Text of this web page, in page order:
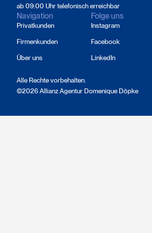
ab 09:00 Uhr telefonisch erreichbar
Navigation
Privatkunden
Firmenkunden
Über uns
Folge uns
Instagram
Facebook
LinkedIn
©2026 Allianz Agentur Domenique Döpke
Alle Rechte vorbehalten.